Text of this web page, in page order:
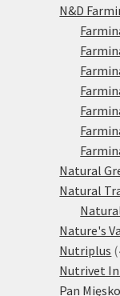
N&D
Natural
Natural
Nature's
Nutriplus
Nutrivet
Pan Mięsko